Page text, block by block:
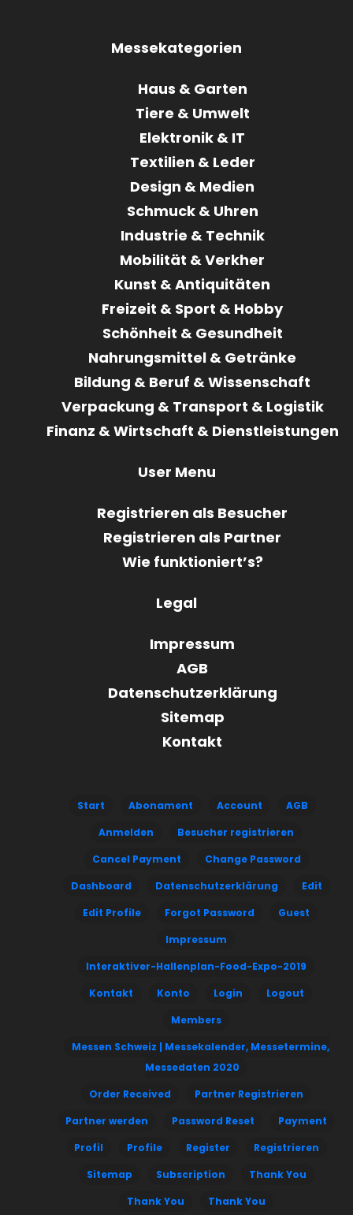
Messekategorien
Haus & Garten
Tiere & Umwelt
Elektronik & IT
Textilien & Leder
Design & Medien
Schmuck & Uhren
Industrie & Technik
Mobilität & Verkher
Kunst & Antiquitäten
Freizeit & Sport & Hobby
Schönheit & Gesundheit
Nahrungsmittel & Getränke
Bildung & Beruf & Wissenschaft
Verpackung & Transport & Logistik
Finanz & Wirtschaft & Dienstleistungen
User Menu
Registrieren als Besucher
Registrieren als Partner
Wie funktioniert’s?
Legal
Impressum
AGB
Datenschutzerklärung
Sitemap
Kontakt
Start Abonament Account
AGB
Anmelden
Besucher registrieren
Cancel Payment
Change Password
Dashboard
Datenschutzerklärung
Edit
Edit Profile
Forgot Password
Guest
Impressum
Interaktiver-Hallenplan-Food-Expo-2019
Kontakt
Konto Login
Logout
Members
Messen Schweiz | Messekalender, Messetermine,
Messedaten 2020
Order Received
Partner Registrieren
Partner werden
Password Reset
Payment
Profil
Profile Register
Registrieren
Sitemap
Subscription
Thank You
Thank You
Thank You